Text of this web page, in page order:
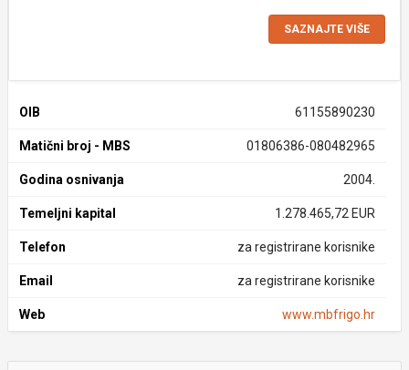
SAZNAJTE VIŠE
OIB 61155890230
Matični broj - MBS 01806386-080482965
Godina osnivanja 2004.
Temeljni kapital 1.278.465,72 EUR
Telefon za registrirane korisnike
Email za registrirane korisnike
Web www.mbfrigo.hr